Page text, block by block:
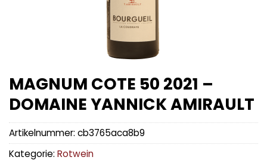
MAGNUM COTE 50 2021 –
DOMAINE YANNICK AMIRAULT
Artikelnummer: cb3765aca8b9
Kategorie: Rotwein